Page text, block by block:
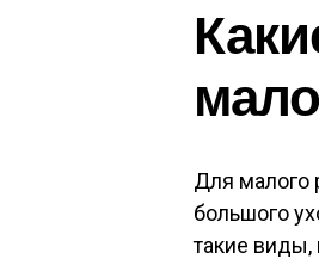
Для малого
большого
такие виды,